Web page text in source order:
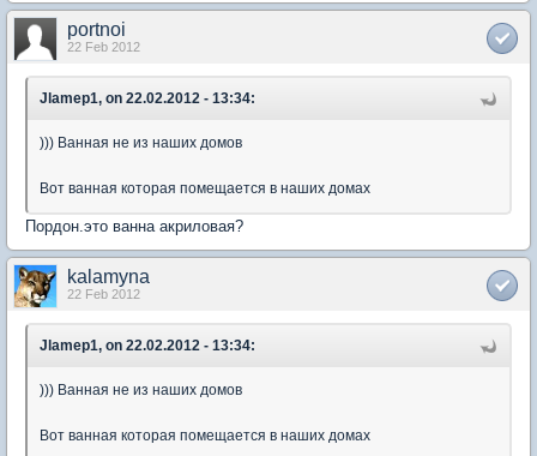
portnoi
22 Feb 2012
Jlamep1, on 22.02.2012 - 13:34:
))) Ванная не из наших домов
Вот ванная которая помещается в наших домах
Пордон.это ванна акриловая?
kalamyna
22 Feb 2012
Jlamep1, on 22.02.2012 - 13:34:
))) Ванная не из наших домов
Вот ванная которая помещается в наших домах